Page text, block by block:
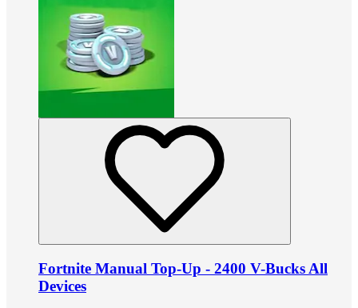
Fortnite Manual Top-Up - 2400 V-Bucks All
Devices